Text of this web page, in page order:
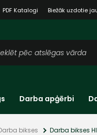
PDF Katalogi Biežāk uzdotie
Darba apģērbi
bikses Darba bikses